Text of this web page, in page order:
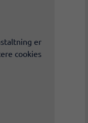
er
cookies